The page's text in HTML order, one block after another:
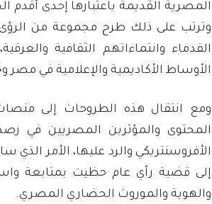
المصرية القديمة باعتبارها إحدى أقدم
وترتب على ذلك طرح مجموعة من
القدماء وانتماءاتهم الثقافية
الأوساط الأكاديمية والإعلامية في مصر
ومع انتقال هذه الطروحات إلى
المحتوى والمؤثرين المصريين في رصد
الأفروسنتريكي والرد عليها، الأمر
إلى قضية رأي عام حظيت بمتابعة
والهوية والموروث الحضاري المصري.